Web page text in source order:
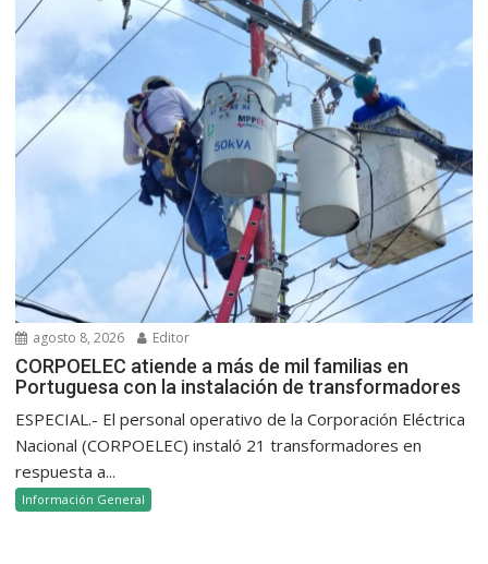
agosto 8, 2026 Editor
CORPOELEC atiende a más de mil familias en
Portuguesa con la instalación de transformadores
ESPECIAL.- El personal operativo de la Corporación Eléctrica
Nacional (CORPOELEC) instaló 21 transformadores en
respuesta a...
Información General